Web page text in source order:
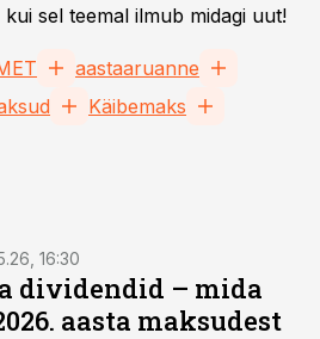
sel teemal ilmub midagi uut!
aastaaruanne
Käibemaks
16:30
dividendid – mida
aasta maksudest